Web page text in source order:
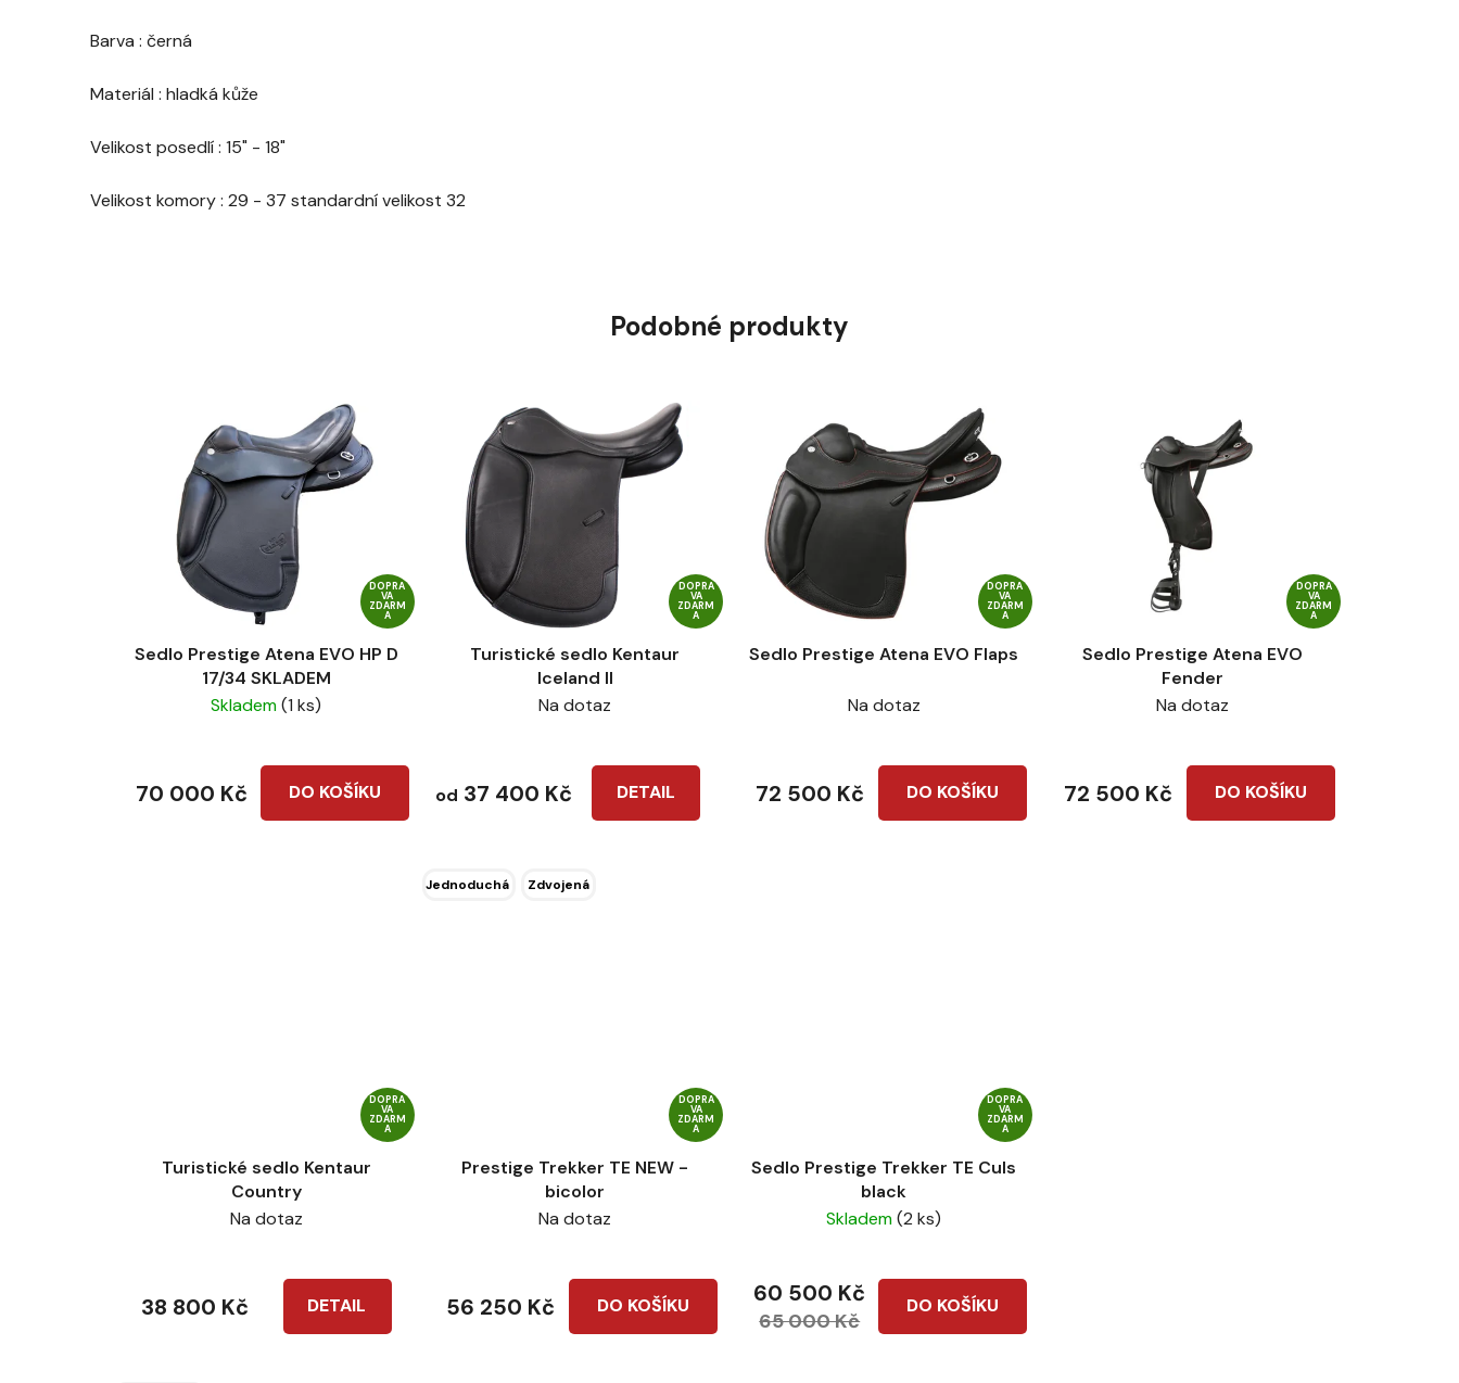
Barva : černá
Materiál : hladká kůže
Velikost posedlí : 15" - 18"
Velikost komory : 29 - 37 standardní velikost 32
Podobné produkty
DOPRA
VA
ZDARM
A
Sedlo Prestige Atena EVO HP D
17/34 SKLADEM
Skladem(1 ks)
DO KOŠÍKU
70 000 Kč
DOPRA
VA
ZDARM
A
Turistické sedlo Kentaur
Iceland II
Na dotaz
DETAIL
od 37 400 Kč
Jednoduchá Zdvojená
DOPRA
VA
ZDARM
A
Sedlo Prestige Atena EVO Flaps
Na dotaz
DO KOŠÍKU
72 500 Kč
DOPRA
VA
ZDARM
A
Sedlo Prestige Atena EVO
Fender
Na dotaz
DO KOŠÍKU
72 500 Kč
DOPRA
VA
ZDARM
A
Turistické sedlo Kentaur
Country
Na dotaz
DETAIL
38 800 Kč
DOPRA
VA
ZDARM
A
Prestige Trekker TE NEW -
bicolor
Na dotaz
DO KOŠÍKU
56 250 Kč
DOPRA
VA
ZDARM
A
Sedlo Prestige Trekker TE Culs
black
Skladem(2 ks)
DO KOŠÍKU
60 500 Kč
65 000 Kč